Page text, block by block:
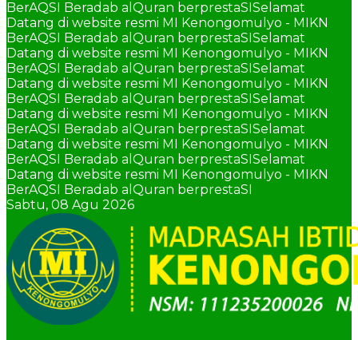
BerAQSI Beradab alQuran berprestaSISelamat
Datang di website resmi MI Kenongomulyo - MIKN
BerAQSI Beradab alQuran berprestaSISelamat
Datang di website resmi MI Kenongomulyo - MIKN
BerAQSI Beradab alQuran berprestaSISelamat
Datang di website resmi MI Kenongomulyo - MIKN
BerAQSI Beradab alQuran berprestaSISelamat
Datang di website resmi MI Kenongomulyo - MIKN
BerAQSI Beradab alQuran berprestaSISelamat
Datang di website resmi MI Kenongomulyo - MIKN
BerAQSI Beradab alQuran berprestaSISelamat
Datang di website resmi MI Kenongomulyo - MIKN
BerAQSI Beradab alQuran berprestaSI
Sabtu, 08 Agu 2026